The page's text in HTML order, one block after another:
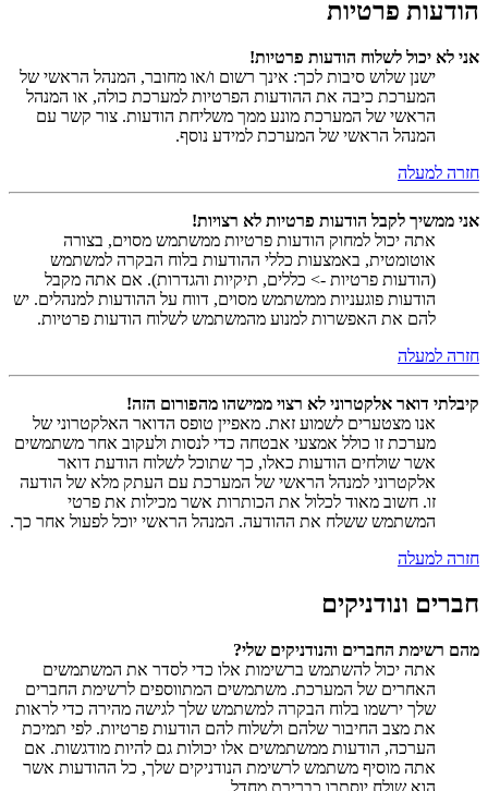
הודעות פרטיות
אני לא יכול לשלוח הודעות פרטיות!
ישנן שלוש סיבות לכך: אינך רשום ו/או מחובר, המנהל הראשי של
המערכת כיבה את ההודעות הפרטיות למערכת כולה, או המנהל
הראשי של המערכת מונע ממך משליחת הודעות. צור קשר עם
המנהל הראשי של המערכת למידע נוסף.
חזרה למעלה
אני ממשיך לקבל הודעות פרטיות לא רצויות!
אתה יכול למחוק הודעות פרטיות ממשתמש מסוים, בצורה
אוטומטית, באמצעות כללי ההודעות בלוח הבקרה למשתמש
(הודעות פרטיות -> כללים, תיקיות והגדרות). אם אתה מקבל
הודעות פוגעניות ממשתמש מסוים, דווח על ההודעות למנהלים. יש
להם את האפשרות למנוע מהמשתמש לשלוח הודעות פרטיות.
חזרה למעלה
קיבלתי דואר אלקטרוני לא רצוי ממישהו מהפורום הזה!
אנו מצטערים לשמוע זאת. מאפיין טופס הדואר האלקטרוני של
מערכת זו כולל אמצעי אבטחה כדי לנסות ולעקוב אחר משתמשים
אשר שולחים הודעות כאלו, כך שתוכל לשלוח הודעת דואר
אלקטרוני למנהל הראשי של המערכת עם העתק מלא של הודעה
זו. חשוב מאוד לכלול את הכותרות אשר מכילות את פרטי
המשתמש ששלח את ההודעה. המנהל הראשי יוכל לפעול אחר כך.
חזרה למעלה
חברים ונודניקים
מהם רשימת החברים והנודניקים שלי?
אתה יכול להשתמש ברשימות אלו כדי לסדר את המשתמשים
האחרים של המערכת. משתמשים המתווספים לרשימת החברים
שלך ירשמו בלוח הבקרה למשתמש שלך לגישה מהירה כדי לראות
את מצב החיבור שלהם ולשלוח להם הודעות פרטיות. לפי תמיכת
הערכה, הודעות ממשתמשים אלו יכולות גם להיות מודגשות. אם
אתה מוסיף משתמש לרשימת הנודניקים שלך, כל ההודעות אשר